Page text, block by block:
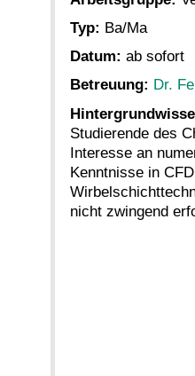
Typ: Ba/Ma
Datum: ab sofort
Betreuung: Dr.
Studierende des
Interesse an
Kenntnisse in
nicht zwingend